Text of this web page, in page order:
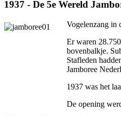
1937 - De 5e Wereld
Vogelenzang in
Er waren
bovenbalkje.
Stafleden
Jamboree
1937 was het
De opening